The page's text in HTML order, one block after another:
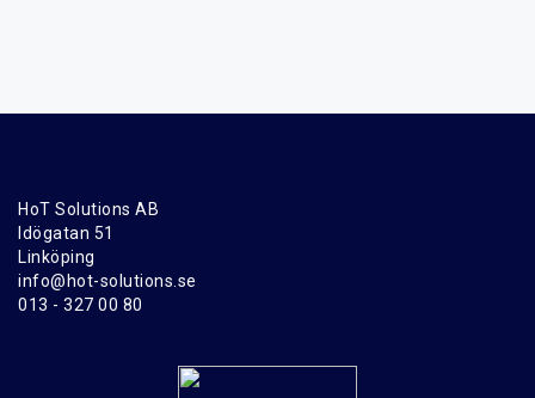
HoT Solutions AB
Idögatan 51
Linköping
info@hot-solutions.se
013 - 327 00 80